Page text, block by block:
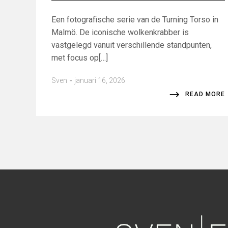
Een fotografische serie van de Turning Torso in
Malmö. De iconische wolkenkrabber is
vastgelegd vanuit verschillende standpunten,
met focus op[…]
Sven - januari 16, 2026
READ MORE